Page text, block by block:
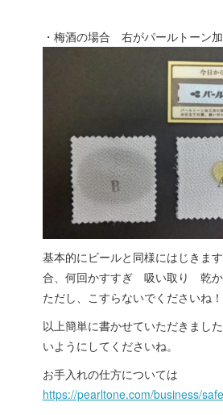
・梅酒の場合 右がパールトーン
基本的にビールと同様にはじきま
合、何回かすすぎ 吸い取り 乾か
ただし、こすらないでくださいね！
以上簡単に書かせていただきまし
いようにしてくださいね。
お手入れの仕方については
https://pearltone.com/business/